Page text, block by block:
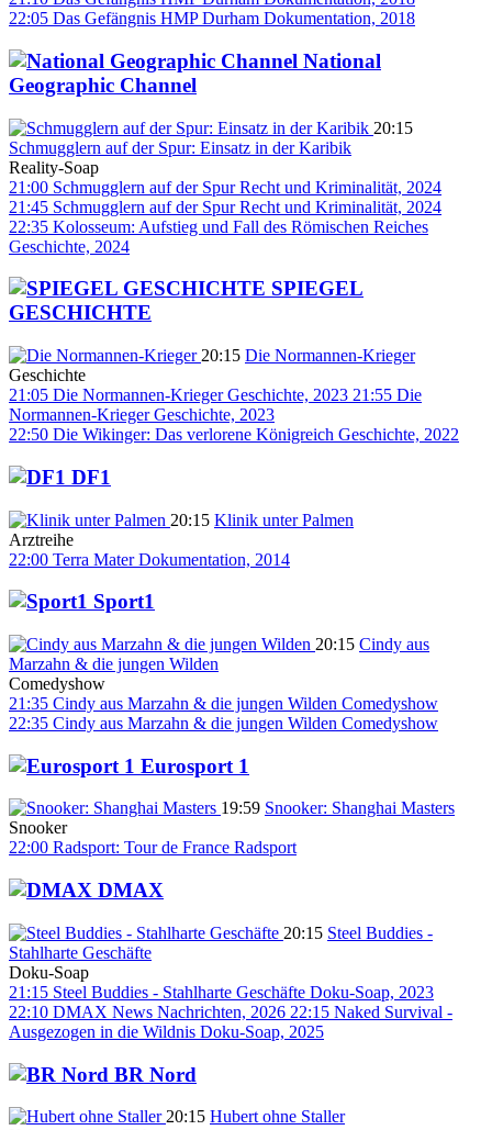
22:05 Das Gefängnis HMP Durham Dokumentation, 2018
National
Geographic Channel
20:15
Schmugglern auf der Spur: Einsatz in der Karibik
Reality-Soap
21:00 Schmugglern auf der Spur Recht und Kriminalität, 2024
21:45 Schmugglern auf der Spur Recht und Kriminalität, 2024
22:35 Kolosseum: Aufstieg und Fall des Römischen Reiches
Geschichte, 2024
SPIEGEL
GESCHICHTE
20:15 Die Normannen-Krieger
Geschichte
21:05 Die Normannen-Krieger Geschichte, 2023 21:55 Die
Normannen-Krieger Geschichte, 2023
22:50 Die Wikinger: Das verlorene Königreich Geschichte, 2022
DF1
20:15 Klinik unter Palmen
Arztreihe
22:00 Terra Mater Dokumentation, 2014
Sport1
20:15 Cindy aus
Marzahn & die jungen Wilden
Comedyshow
21:35 Cindy aus Marzahn & die jungen Wilden Comedyshow
22:35 Cindy aus Marzahn & die jungen Wilden Comedyshow
Eurosport 1
19:59 Snooker: Shanghai Masters
Snooker
22:00 Radsport: Tour de France Radsport
DMAX
20:15 Steel Buddies -
Stahlharte Geschäfte
Doku-Soap
21:15 Steel Buddies - Stahlharte Geschäfte Doku-Soap, 2023
22:10 DMAX News Nachrichten, 2026 22:15 Naked Survival -
Ausgezogen in die Wildnis Doku-Soap, 2025
BR Nord
20:15 Hubert ohne Staller